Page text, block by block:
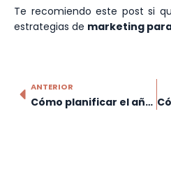
Te recomiendo este post si
estrategias de marketing
ANTERIOR
Cómo planificar el año en tu asesoría más allá de los trimestres